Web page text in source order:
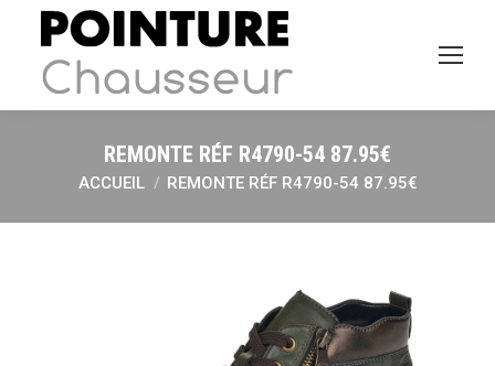
REMONTE RÉF R4790-54 87.95€
Vous êtes ici :
ACCUEIL REMONTE RÉF R4790-54 87.95€